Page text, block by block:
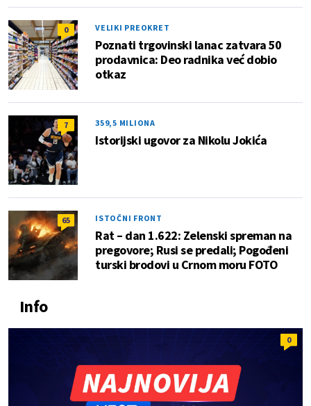
0 VELIKI PREOKRET
Poznati trgovinski lanac zatvara 50
prodavnica: Deo radnika već dobio
otkaz
7 359,5 MILIONA
Istorijski ugovor za Nikolu Jokića
65 ISTOČNI FRONT
Rat – dan 1.622: Zelenski spreman na
pregovore; Rusi se predali; Pogođeni
turski brodovi u Crnom moru FOTO
Info
0